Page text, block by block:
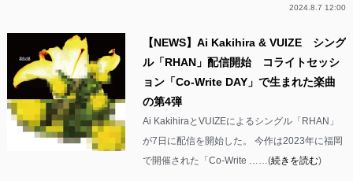
2024.8.7 12:00
【NEWS】Ai Kakihira & VUIZE シング
ル「RHAN」配信開始 コライトセッシ
ョン「Co-Write DAY」で生まれた楽曲
の第4弾
Ai KakihiraとVUIZEによるシングル「RHAN」
が7日に配信を開始した。 今作は2023年に福岡
で開催された「Co-Write ……(続きを読む)